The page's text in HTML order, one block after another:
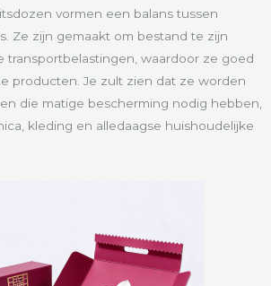
vormen een balans tussen
Ze zijn gemaakt om bestand te zijn
transportbelastingen, waardoor ze goed
producten. Je zult zien dat ze worden
die matige bescherming nodig hebben,
kleding en alledaagse huishoudelijke